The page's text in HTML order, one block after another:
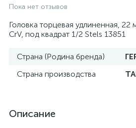
Пока нет отзывов
Головка торцевая удлиненная, 22
CrV, под квадрат 1/2 Stels 13851
Страна (Родина бренда)
Страна производства
Описание